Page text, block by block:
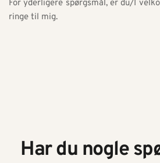
For yderligere spørgsmål, er du/I
ringe til mig.
Har du nogle